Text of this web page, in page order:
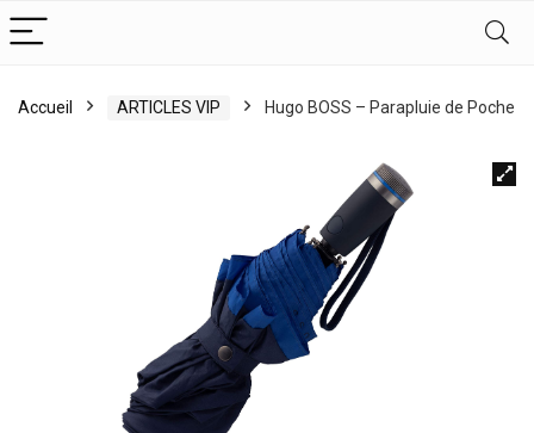
Accueil ARTICLES VIP Hugo BOSS – Parapluie de Poche